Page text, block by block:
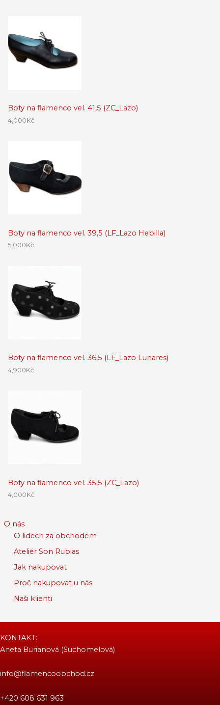
Boty na flamenco vel. 41,5 (ZC_Lazo)
4,000Kč
Boty na flamenco vel. 39,5 (LF_Lazo Hebilla)
5,000Kč
Boty na flamenco vel. 36,5 (LF_Lazo Lunares)
4,900Kč
Boty na flamenco vel. 35,5 (ZC_Lazo)
4,000Kč
O nás
O lidech za obchodem
Ateliér Son Rubias
Jak nakupovat
Proč nakupovat u nás
Naši klienti
KONTAKT:
Aneta Burianová (Suchomelová)
info@flamencoobchod.cz
+420 608 631 963